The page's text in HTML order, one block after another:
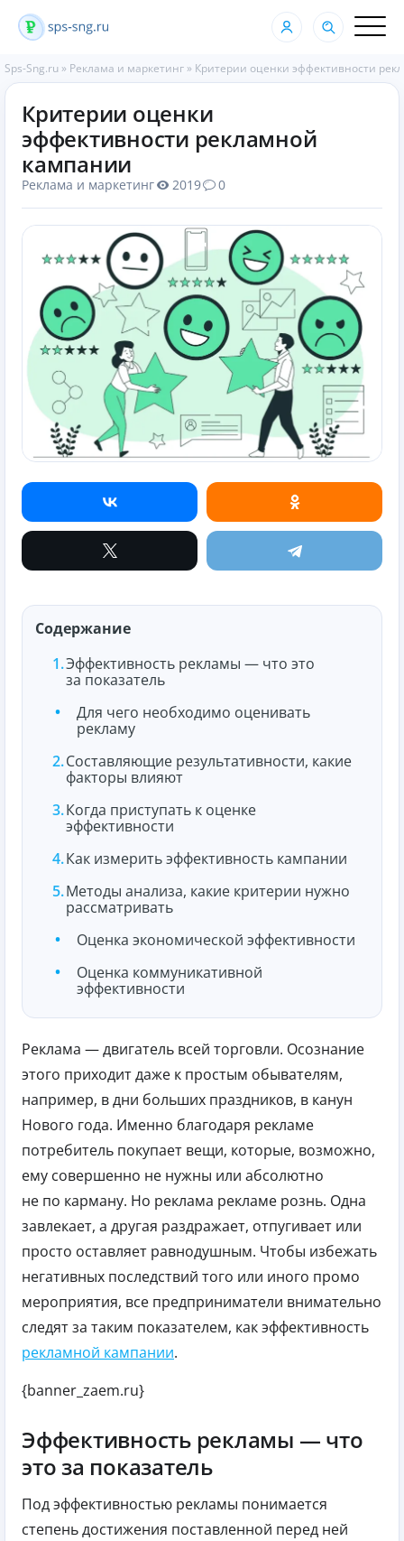
Sps-Sng.ru » Реклама и маркетинг » Критерии оценки эффективности
Критерии оценки
эффективности рекламной
кампании
Реклама и маркетинг 2019 0
Содержание
Эффективность рекламы — что это
за показатель
Для чего необходимо оценивать
рекламу
Составляющие результативности, какие
факторы влияют
Когда приступать к оценке
эффективности
Как измерить эффективность кампании
Методы анализа, какие критерии нужно
рассматривать
Оценка экономической эффективности
Оценка коммуникативной
эффективности
Реклама — двигатель всей торговли. Осознание
этого приходит даже к простым обывателям,
например, в дни больших праздников, в канун
Нового года. Именно благодаря рекламе
потребитель покупает вещи, которые, возможно,
ему совершенно не нужны или абсолютно
не по карману. Но реклама рекламе рознь. Одна
завлекает, а другая раздражает, отпугивает или
просто оставляет равнодушным. Чтобы избежать
негативных последствий того или иного промо
мероприятия, все предприниматели внимательно
следят за таким показателем, как эффективность
рекламной кампании.
{banner_zaem.ru}
Эффективность рекламы — что
это за показатель
Под эффективностью рекламы понимается
степень достижения поставленной перед ней